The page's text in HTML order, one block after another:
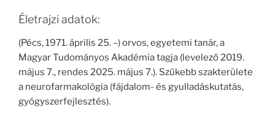
Életrajzi adatok:
(Pécs, 1971. április 25. –) orvos, egyetemi tanár, a
Magyar Tudományos Akadémia tagja (levelező 2019.
május 7., rendes 2025. május 7.). Szűkebb szakterülete
a neurofarmakológia (fájdalom- és gyulladáskutatás,
gyógyszerfejlesztés).